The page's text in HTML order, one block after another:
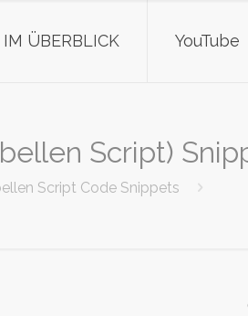
ÜBERBLICK YouTube
Script)
Script Code Snippets